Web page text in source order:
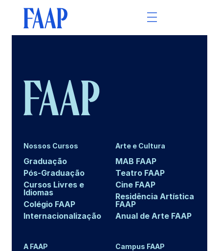
Nossos Cursos
Graduação
Pós-Graduação
Cursos Livres e
Idiomas
Colégio FAAP
Internacionalização
Arte e Cultura
MAB FAAP
Teatro FAAP
Cine FAAP
Residência Artística
FAAP
Anual de Arte FAAP
A FAAP Campus FAAP